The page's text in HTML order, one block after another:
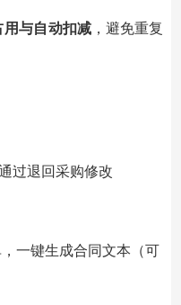
用与自动扣减，避免重复
过退回采购修改
一键生成合同文本（可